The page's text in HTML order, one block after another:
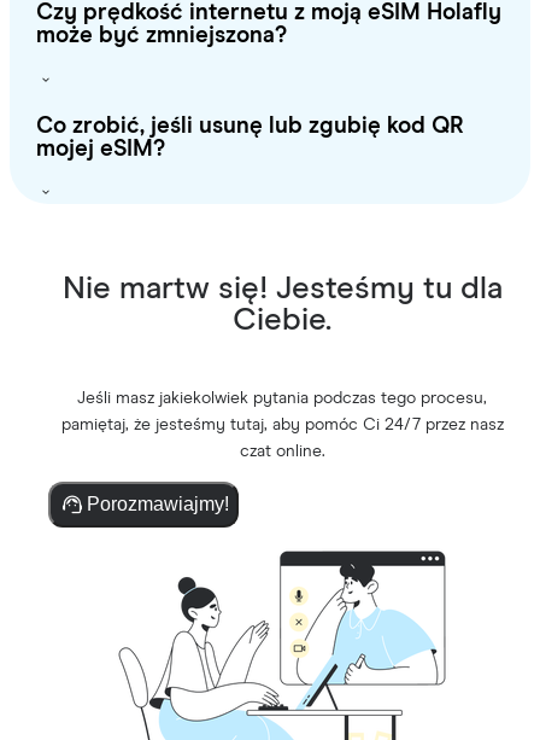
Czy prędkość internetu z moją eSIM Holafly
może być zmniejszona?
Co zrobić, jeśli usunę lub zgubię kod QR
mojej eSIM?
Nie martw się! Jesteśmy tu dla
Ciebie.
Jeśli masz jakiekolwiek pytania podczas tego procesu,
pamiętaj, że jesteśmy tutaj, aby pomóc Ci 24/7 przez nasz
czat online.
Porozmawiajmy!